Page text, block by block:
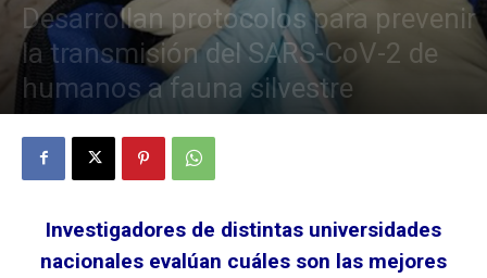
Desarrollan protocolos para prevenir
la transmisión del SARS-CoV-2 de
humanos a fauna silvestre
Investigadores de distintas universidades
nacionales evalúan cuáles son las mejores